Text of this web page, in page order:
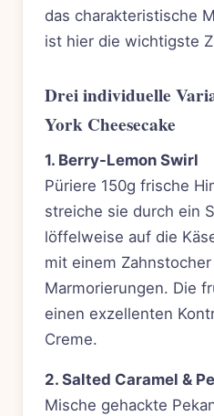
das charakteristische
ist hier die wichtigste
Drei individuelle
York Cheesecake
1. Berry-Lemon Swirl
Püriere 150g frische
streiche sie durch ein
löffelweise auf die
mit einem
Marmorierungen. Die
einen exzellenten
Creme.
2. Salted Caramel &
Mische gehackte